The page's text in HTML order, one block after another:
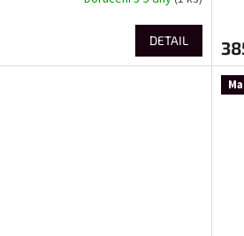
DETAIL